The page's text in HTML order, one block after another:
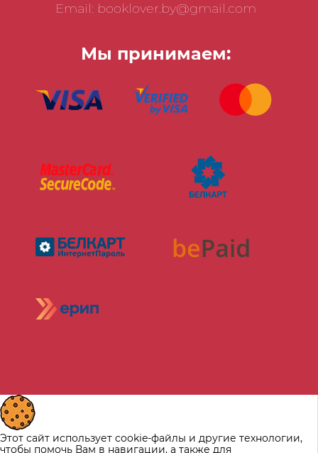
Email: booklover.by@gmail.com
Мы принимаем:
Этот сайт использует cookie-файлы и другие технологии,
чтобы помочь Вам в навигации, а также для